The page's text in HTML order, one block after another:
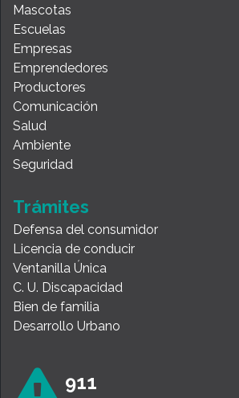
Mascotas
Escuelas
Empresas
Emprendedores
Productores
Comunicación
Salud
Ambiente
Seguridad
Trámites
Defensa del consumidor
Licencia de conducir
Ventanilla Única
C. U. Discapacidad
Bien de familia
Desarrollo Urbano
911